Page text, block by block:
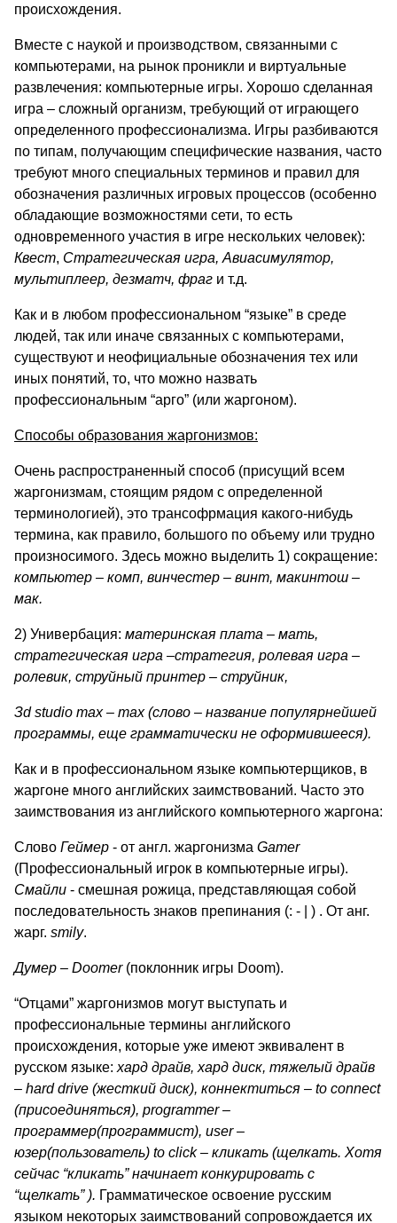
происхождения.
Вместе с наукой и производством, связанными с
компьютерами, на рынок проникли и виртуальные
развлечения: компьютерные игры. Хорошо сделанная
игра – сложный организм, требующий от играющего
определенного профессионализма. Игры разбиваются
по типам, получающим специфические названия, часто
требуют много специальных терминов и правил для
обозначения различных игровых процессов (особенно
обладающие возможностями сети, то есть
одновременного участия в игре нескольких человек):
Квест, Стратегическая игра, Авиасимулятор,
мультиплеер, дезматч, фраг и т.д.
Как и в любом профессиональном “языке” в среде
людей, так или иначе связанных с компьютерами,
существуют и неофициальные обозначения тех или
иных понятий, то, что можно назвать
профессиональным “арго” (или жаргоном).
Способы образования жаргонизмов:
Очень распространенный способ (присущий всем
жаргонизмам, стоящим рядом с определенной
терминологией), это трансофрмация какого-нибудь
термина, как правило, большого по объему или трудно
произносимого. Здесь можно выделить 1) сокращение:
компьютер – комп, винчестер – винт, макинтош –
мак.
2) Универбация: материнская плата – мать,
стратегическая игра –стратегия, ролевая игра –
ролевик, струйный принтер – струйник,
Зd studio max– max(слово – название популярнейшей
программы, еще грамматически не оформившееся).
Как и в профессиональном языке компьютерщиков, в
жаргоне много английских заимствований. Часто это
заимствования из английского компьютерного жаргона:
Слово Геймер - от англ. жаргонизма Gamer
(Профессиональный игрок в компьютерные игры).
Смайли - смешная рожица, представляющая собой
последовательность знаков препинания (: - | ) . От анг.
жарг. smily.
Думер – Doomer(поклонник игры Doom).
“Отцами” жаргонизмов могут выступать и
профессиональные термины английского
происхождения, которые уже имеют эквивалент в
русском языке: хард драйв, хард диск, тяжелый драйв
– hard drive (жесткий диск), коннектиться – to connect
(присоединяться), programmer–
программер(программист), user–
юзер(пользователь) to click– кликать (щелкать. Хотя
сейчас “кликать” начинает конкурировать с
“щелкать” ). Грамматическое освоение русским
языком некоторых заимствований сопровождается их